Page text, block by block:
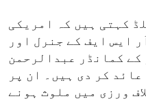
کہتی ہیں کہ امریکی
ایس ایف کے جنرل اور
کے کمانڈر عبدالرحمن
کر دی ہیں۔ ان پر
ورزی میں ملوث ہونے